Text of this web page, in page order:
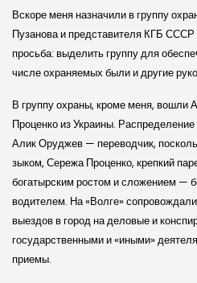
Вскоре меня назначили в группу
Пузанова и представителя КГБ
просьба: выделить группу для
числе охраняемых были и другие
В группу охраны, кроме меня, вошли
Проценко из Украины.
Алик Оруджев — переводчик,
зыком, Сережа Проценко, крепкий
богатырским ростом и сложением —
водителем. На «Волге»
выездов в город на деловые и
государственными и «иными»
приемы.